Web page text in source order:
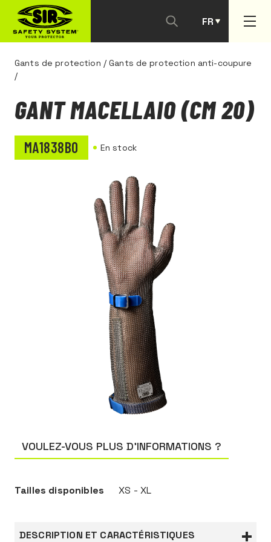
FR
PT
Gants de protection /Gants de protection anti-coupure
/
VOULEZ-VOUS PLUS D’INFORMATIONS ?
Tailles disponibles XS - XL
DESCRIPTION ET CARACTÉRISTIQUES
GANT MACELLAIO (CM 20)
MA1838B0 En stock